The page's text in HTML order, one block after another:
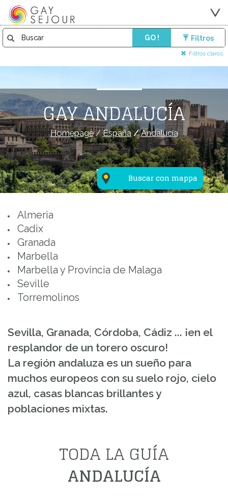
GO ! Filtros
Filtros claros
Buscar con mappa
GAY ANDALUCÍA
Homepage/España/Andalucía
Almeria
Cadix
Granada
Marbella
Marbella y Provincia de Malaga
Seville
Torremolinos
Sevilla, Granada, Córdoba, Cádiz ... ¡en el
resplandor de un torero oscuro!
La región andaluza es un sueño para
muchos europeos con su suelo rojo, cielo
azul, casas blancas brillantes y
poblaciones mixtas.
TODA LA GUÍA
ANDALUCÍA